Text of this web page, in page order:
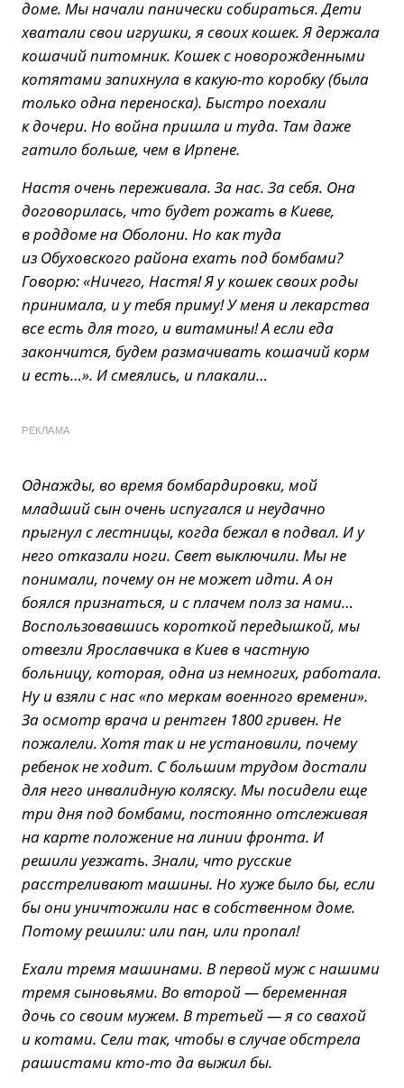
доме. Мы начали панически собираться. Дети
хватали свои игрушки, я своих кошек. Я держала
кошачий питомник. Кошек с новорожденными
котятами запихнула в какую-то коробку (была
только одна переноска). Быстро поехали
к дочери. Но война пришла и туда. Там даже
гатило больше, чем в Ирпене.
Настя очень переживала. За нас. За себя. Она
договорилась, что будет рожать в Киеве,
в роддоме на Оболони. Но как туда
из Обуховского района ехать под бомбами?
Говорю: «Ничего, Настя! Я у кошек своих роды
принимала, и у тебя приму! У меня и лекарства
все есть для того, и витамины! А если еда
закончится, будем размачивать кошачий корм
и есть…». И смеялись, и плакали…
РЕКЛАМА
Однажды, во время бомбардировки, мой
младший сын очень испугался и неудачно
прыгнул с лестницы, когда бежал в подвал. И у
него отказали ноги. Свет выключили. Мы не
понимали, почему он не может идти. А он
боялся признаться, и с плачем полз за нами…
Воспользовавшись короткой передышкой, мы
отвезли Ярославчика в Киев в частную
больницу, которая, одна из немногих, работала.
Ну и взяли с нас «по меркам военного времени».
За осмотр врача и рентген 1800 гривен. Не
пожалели. Хотя так и не установили, почему
ребенок не ходит. С большим трудом достали
для него инвалидную коляску. Мы посидели еще
три дня под бомбами, постоянно отслеживая
на карте положение на линии фронта. И
решили уезжать. Знали, что русские
расстреливают машины. Но хуже было бы, если
бы они уничтожили нас в собственном доме.
Потому решили: или пан, или пропал!
Ехали тремя машинами. В первой муж с нашими
тремя сыновьями. Во второй — беременная
дочь со своим мужем. В третьей — я со свахой
и котами. Сели так, чтобы в случае обстрела
рашистами кто-то да выжил бы.